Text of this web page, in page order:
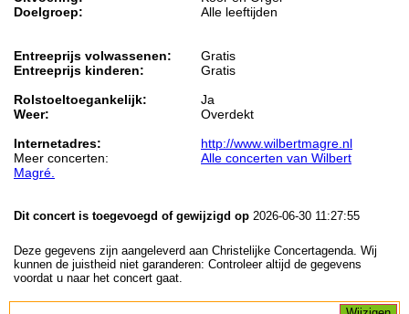
Doelgroep:
Alle leeftijden
Entreeprijs volwassenen:
Gratis
Entreeprijs kinderen:
Gratis
Rolstoeltoegankelijk:
Ja
Weer:
Overdekt
Internetadres:
http://www.wilbertmagre.nl
Meer concerten:
Alle concerten van Wilbert
Magré.
Dit concert is toegevoegd of gewijzigd op 2026-06-30 11:27:55
Deze gegevens zijn aangeleverd aan Christelijke Concertagenda. Wij
kunnen de juistheid niet garanderen: Controleer altijd de gegevens
voordat u naar het concert gaat.